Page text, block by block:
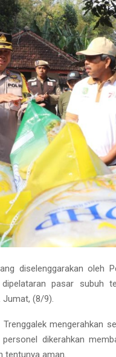
diselenggarakan oleh
pasar subuh
(8/9).
mengerahkan
dikerahkan
tentunya aman.